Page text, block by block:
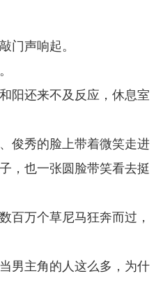
门声响起。
阳还来不及反应，休息室
俊秀的脸上带着微笑走进
，也一张圆脸带笑看去挺
百万个草尼马狂奔而过，
男主角的人这么多，为什